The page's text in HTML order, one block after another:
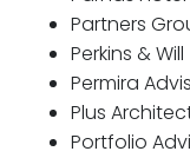
Partners
Perkins & Will
Permira
Plus
Portfolio